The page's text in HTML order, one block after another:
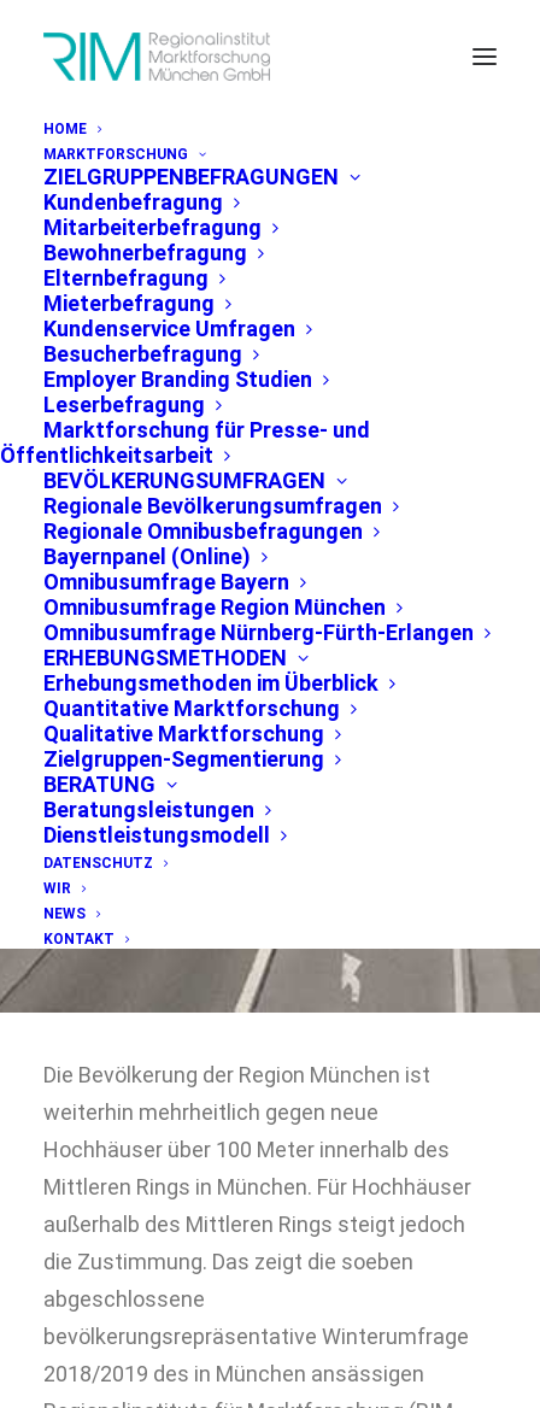
HOME
MARKTFORSCHUNG
ZIELGRUPPENBEFRAGUNGEN
Kundenbefragung
Mitarbeiterbefragung
Bewohnerbefragung
Elternbefragung
Mieterbefragung
Kundenservice Umfragen
Besucherbefragung
Employer Branding Studien
Leserbefragung
Marktforschung für Presse- und
Öffentlichkeitsarbeit
BEVÖLKERUNGSUMFRAGEN
Regionale Bevölkerungsumfragen
Regionale Omnibusbefragungen
Bayernpanel (Online)
Omnibusumfrage Bayern
Omnibusumfrage Region München
Omnibusumfrage Nürnberg-Fürth-Erlangen
ERHEBUNGSMETHODEN
Erhebungsmethoden im Überblick
Quantitative Marktforschung
Qualitative Marktforschung
Zielgruppen-Segmentierung
BERATUNG
Beratungsleistungen
Dienstleistungsmodell
DATENSCHUTZ
WIR
NEWS
KONTAKT
PRESSEMITTEILUNG MÜNCHEN, 21.03.2019
Bevölkerung
weniger kritisch
gegenüber
Hochhäusern in
der Stadt München
Ergebnisse der
repräsentativen
Winterumfrage 2018/2019
in der Region München
Die Bevölkerung der Region München ist
weiterhin mehrheitlich gegen neue
Hochhäuser über 100 Meter innerhalb des
Mittleren Rings in München. Für Hochhäuser
außerhalb des Mittleren Rings steigt jedoch
die Zustimmung. Das zeigt die soeben
abgeschlossene
bevölkerungsrepräsentative Winterumfrage
2018/2019 des in München ansässigen